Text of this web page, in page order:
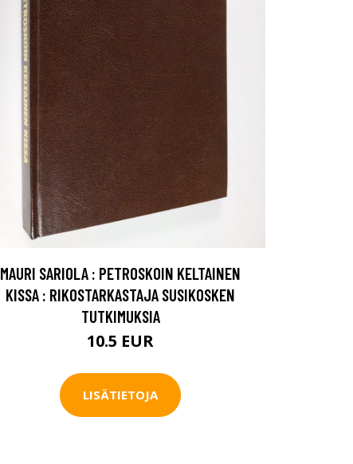
MAURI SARIOLA : PETROSKOIN KELTAINEN
KISSA : RIKOSTARKASTAJA SUSIKOSKEN
TUTKIMUKSIA
10.5 EUR
LISÄTIETOJA